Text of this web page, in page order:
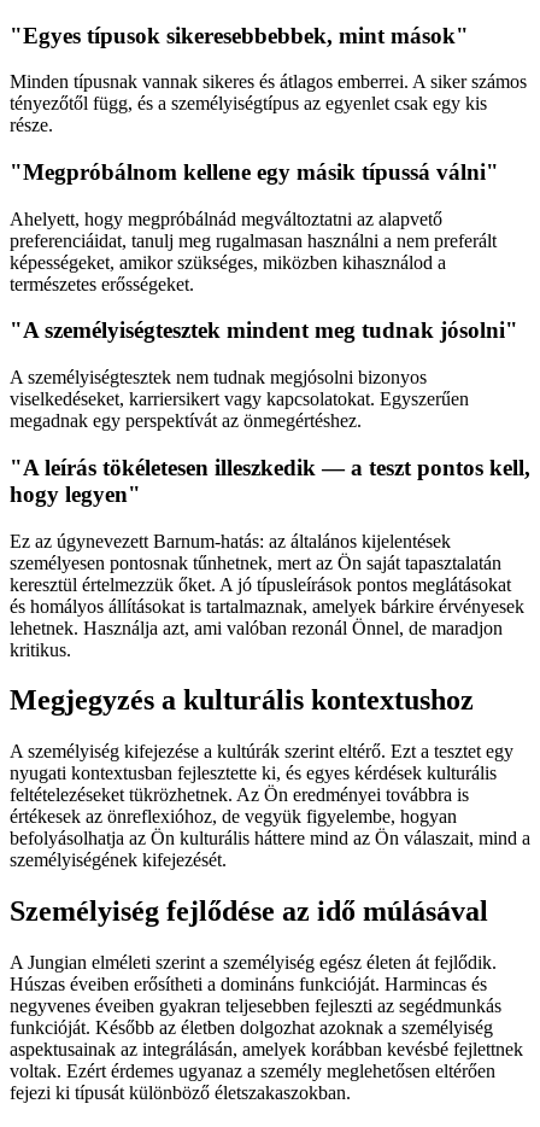
"Egyes típusok sikeresebbebbek, mint mások"
Minden típusnak vannak sikeres és átlagos emberrei. A siker számos
tényezőtől függ, és a személyiségtípus az egyenlet csak egy kis
része.
"Megpróbálnom kellene egy másik típussá válni"
Ahelyett, hogy megpróbálnád megváltoztatni az alapvető
preferenciáidat, tanulj meg rugalmasan használni a nem preferált
képességeket, amikor szükséges, miközben kihasználod a
természetes erősségeket.
"A személyiségtesztek mindent meg tudnak jósolni"
A személyiségtesztek nem tudnak megjósolni bizonyos
viselkedéseket, karriersikert vagy kapcsolatokat. Egyszerűen
megadnak egy perspektívát az önmegértéshez.
"A leírás tökéletesen illeszkedik — a teszt pontos kell,
hogy legyen"
Ez az úgynevezett Barnum-hatás: az általános kijelentések
személyesen pontosnak tűnhetnek, mert az Ön saját tapasztalatán
keresztül értelmezzük őket. A jó típusleírások pontos meglátásokat
és homályos állításokat is tartalmaznak, amelyek bárkire érvényesek
lehetnek. Használja azt, ami valóban rezonál Önnel, de maradjon
kritikus.
Megjegyzés a kulturális kontextushoz
A személyiség kifejezése a kultúrák szerint eltérő. Ezt a tesztet egy
nyugati kontextusban fejlesztette ki, és egyes kérdések kulturális
feltételezéseket tükrözhetnek. Az Ön eredményei továbbra is
értékesek az önreflexióhoz, de vegyük figyelembe, hogyan
befolyásolhatja az Ön kulturális háttere mind az Ön válaszait, mind a
személyiségének kifejezését.
Személyiség fejlődése az idő múlásával
A Jungian elméleti szerint a személyiség egész életen át fejlődik.
Húszas éveiben erősítheti a domináns funkcióját. Harmincas és
negyvenes éveiben gyakran teljesebben fejleszti az segédmunkás
funkcióját. Később az életben dolgozhat azoknak a személyiség
aspektusainak az integrálásán, amelyek korábban kevésbé fejlettnek
voltak. Ezért érdemes ugyanaz a személy meglehetősen eltérően
fejezi ki típusát különböző életszakaszokban.